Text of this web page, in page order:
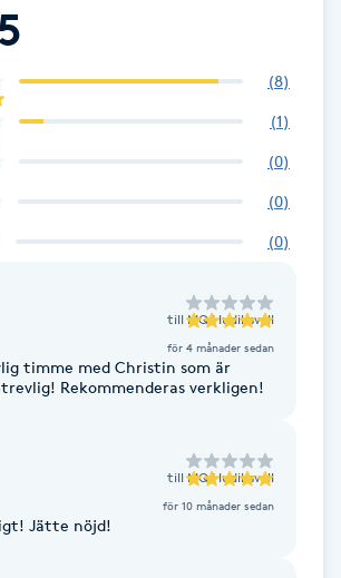
5
(8)
(1)
(0)
(0)
(0)
till MQ Hudiksvall
för 4 månader sedan
timme med Christin som är
Rekommenderas verkligen!
till MQ Hudiksvall
för 10 månader sedan
Jätte nöjd!